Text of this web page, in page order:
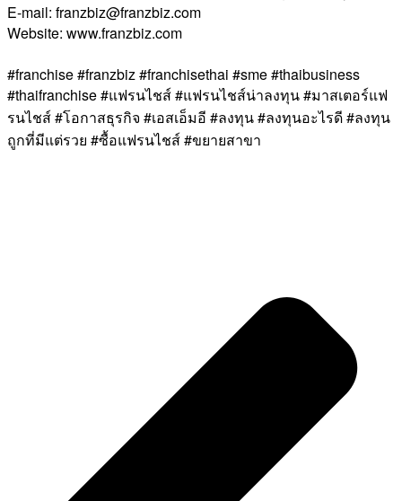
E-mail: franzbiz@franzbiz.com
Website: www.franzbiz.com
#franchise #franzbiz #franchisethai #sme #thaibusiness
#thaifranchise #แฟรนไชส์ #แฟรนไชส์น่าลงทุน #มาสเตอร์แฟ
รนไชส์ #โอกาสธุรกิจ #เอสเอ็มอี #ลงทุน #ลงทุนอะไรดี #ลงทุน
ถูกที่มีแต่รวย #ซื้อแฟรนไชส์ #ขยายสาขา